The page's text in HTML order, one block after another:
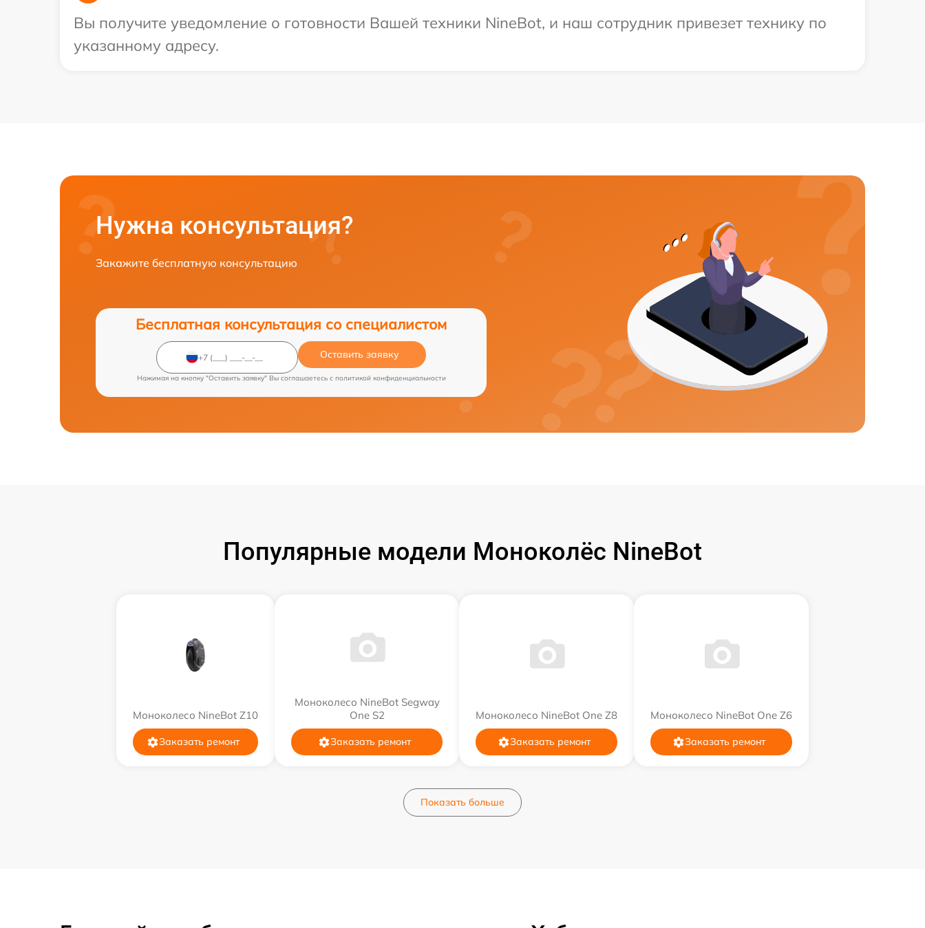
Вы получите уведомление о готовности Вашей техники NineBot, и наш сотрудник привезет технику по
указанному адресу.
Нужна консультация?
Закажите бесплатную консультацию
Бесплатная консультация со специалистом
Оставить заявку
Нажимая на кнопку "Оставить заявку" Вы соглашаетесь c политикой конфиденциальности
Популярные модели Моноколёс NineBot
Моноколесо NineBot Z10
Заказать ремонт
Моноколесо NineBot Segway
One S2
Заказать ремонт
Моноколесо NineBot One Z8
Заказать ремонт
Моноколесо NineBot One Z6
Заказать ремонт
Показать больше